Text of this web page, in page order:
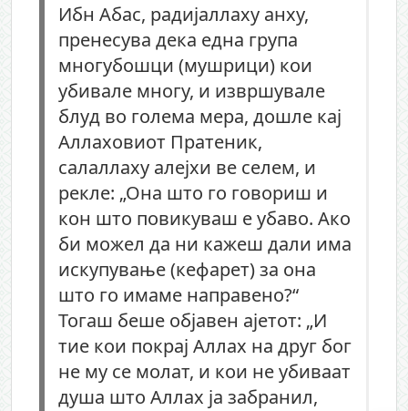
Ибн Абас, радијаллаху анху,
пренесува дека една група
многубошци (мушрици) кои
убивале многу, и извршувале
блуд во голема мера, дошле кај
Аллаховиот Пратеник,
салаллаху алејхи ве селем, и
рекле: „Она што го говориш и
кон што повикуваш е убаво. Ако
би можел да ни кажеш дали има
искупување (кефарет) за она
што го имаме направено?“
Тогаш беше објавен ајетот: „И
тие кои покрај Аллах на друг бог
не му се молат, и кои не убиваат
душа што Аллах ја забранил,